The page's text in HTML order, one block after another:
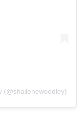
(@shailenewoodley)